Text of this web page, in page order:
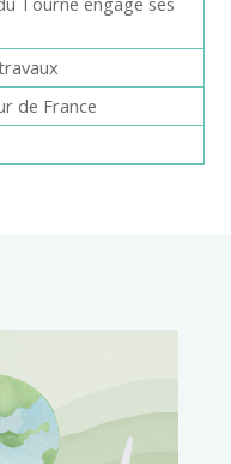
de France